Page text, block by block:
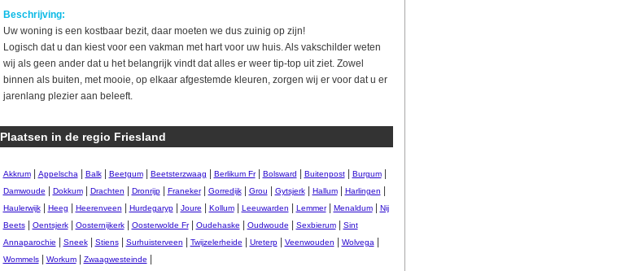
Beschrijving:
Uw woning is een kostbaar bezit, daar moeten we dus zuinig op zijn!
Logisch dat u dan kiest voor een vakman met hart voor uw huis. Als vakschilder weten
wij als geen ander dat u het belangrijk vindt dat alles er weer tip-top uit ziet. Zowel
binnen als buiten, met mooie, op elkaar afgestemde kleuren, zorgen wij er voor dat u er
jarenlang plezier aan beleeft.
Plaatsen in de regio Friesland
Akkrum| Appelscha| Balk| Beetgum| Beetsterzwaag Berlikum Fr| Bolsward Buitenpost| Burgum|
Damwoude Dokkum| Drachten Dronrijp| Franeker| Gorredijk| Grou Gytsjerk| Hallum| Harlingen
Haulerwijk| Heeg Heerenveen Hurdegaryp| Joure Kollum| Leeuwarden Lemmer| Menaldum|
Nij
Beets| Oentsjerk| Oosternijkerk| Oosterwolde Fr| Oudehaske Oudwoude Sexbierum|
Sint
Annaparochie
Sneek| Stiens| Surhuisterveen Twijzelerheide Ureterp| Veenwouden Wolvega|
Wommels| Workum| Zwaagwesteinde